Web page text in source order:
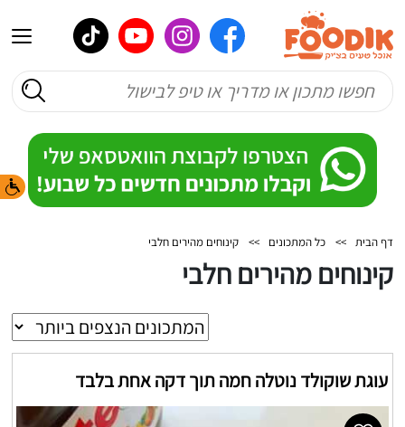
דף הבית >> כל המתכונים >> קינוחים מהירים חלבי
קינוחים מהירים חלבי
עוגת שוקולד נוטלה חמה תוך דקה אחת בלבד